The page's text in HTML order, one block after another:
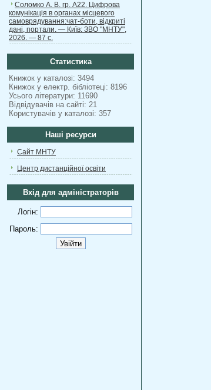
Соломко А. В. гр. А22. Цифрова
комунікація в органах місцевого
самоврядування:чат-боти, відкриті
дані, портали. — Київ: ЗВО "МНТУ",
2026. — 87 с.
Статистика
Книжок у каталозі: 3494
Книжок у електр. бібліотеці: 8196
Усього літератури: 11690
Відвідувачів на сайті: 21
Користувачів у каталозі: 357
Наші ресурси
Сайт МНТУ
Центр дистанційної освіти
Вхід для адміністраторів
Логін:
Пароль: